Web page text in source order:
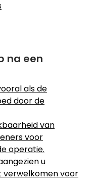
na een
als de
door de
van
voor
operatie.
u
verwelkomen voor